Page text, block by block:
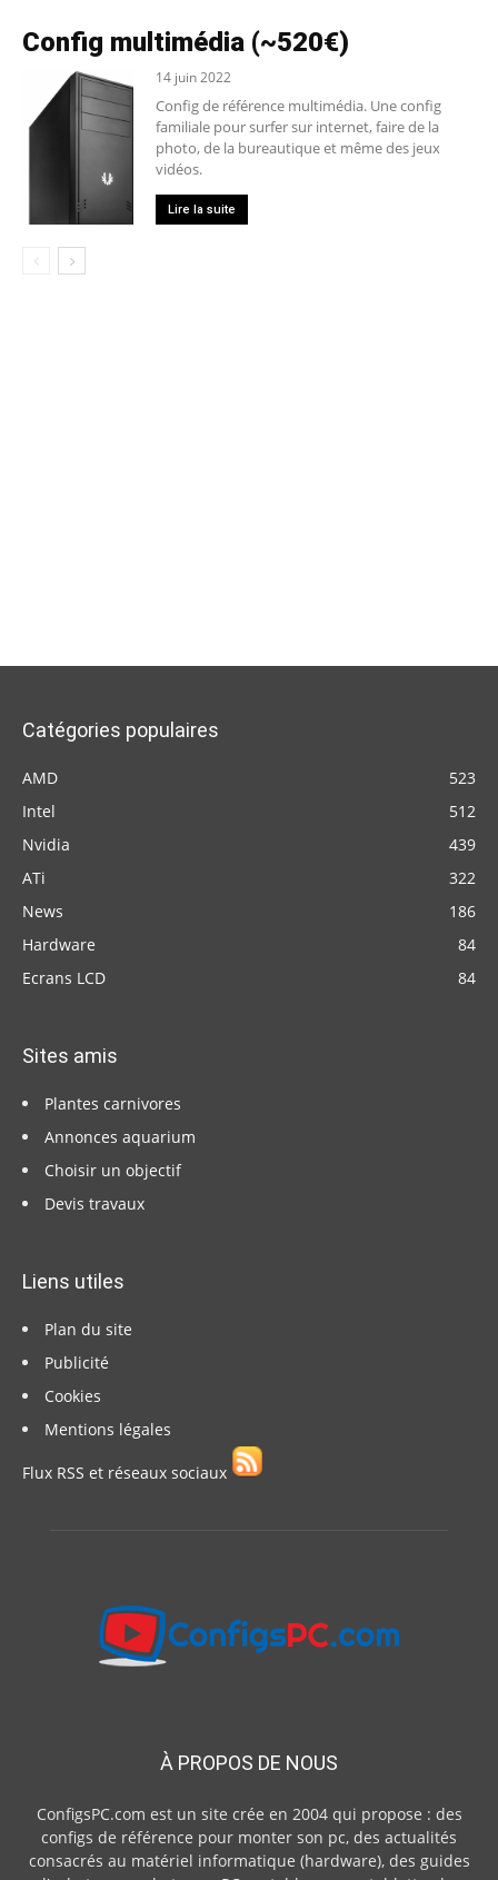
Config multimédia (~520€)
14 juin 2022
Config de référence multimédia. Une config
familiale pour surfer sur internet, faire de la
photo, de la bureautique et même des jeux
vidéos.
Lire la suite
Catégories populaires
AMD
523
Intel
512
Nvidia
439
ATi
322
News
186
Hardware
84
Ecrans LCD
84
Sites amis
Plantes carnivores
Annonces aquarium
Choisir un objectif
Devis travaux
Liens utiles
Plan du site
Publicité
Cookies
Mentions légales
Flux RSS et réseaux sociaux
À PROPOS DE NOUS
ConfigsPC.com est un site crée en 2004 qui propose : des
configs de référence pour monter son pc, des actualités
consacrés au matériel informatique (hardware), des guides